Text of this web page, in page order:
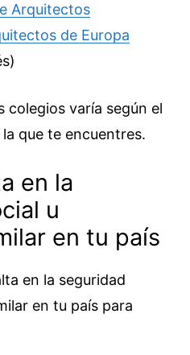
Arquitectos
de Europa
colegios varía según el
que te encuentres.
en la
u
en tu país
en la seguridad
en tu país para